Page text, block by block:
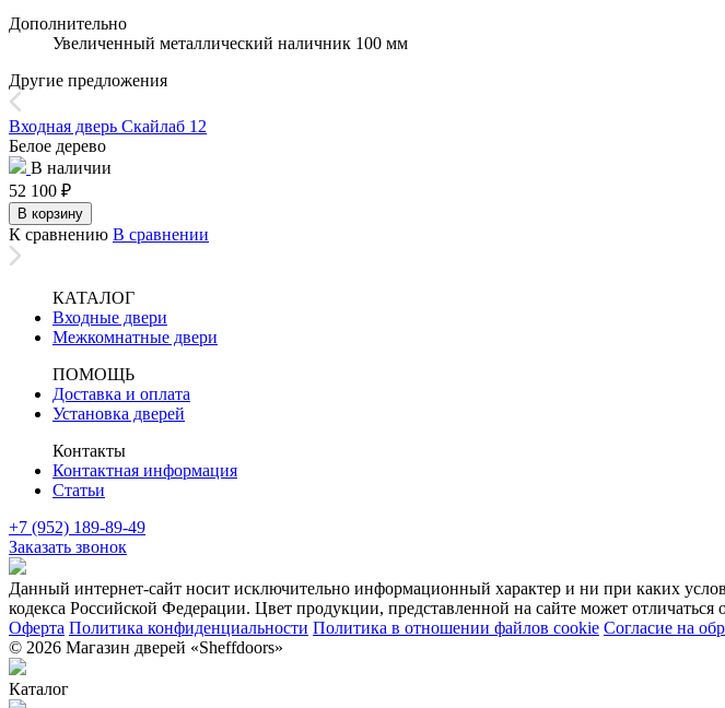
Дополнительно
Увеличенный металлический наличник 100 мм
Другие предложения
Входная дверь Скайлаб 12
Белое дерево
В наличии
52 100 ₽
В корзину
К сравнению В сравнении
КАТАЛОГ
Входные двери
Межкомнатные двери
ПОМОЩЬ
Доставка и оплата
Установка дверей
Контакты
Контактная информация
Статьи
+7 (952) 189-89-49
Заказать звонок
Данный интернет-сайт носит исключительно информационный характер и ни при каких
кодекса Российской Федерации. Цвет продукции, представленной на сайте может
Оферта Политика конфиденциальности Политика в отношении файлов cookie Согласие на
© 2026 Магазин дверей «Sheffdoors»
Каталог